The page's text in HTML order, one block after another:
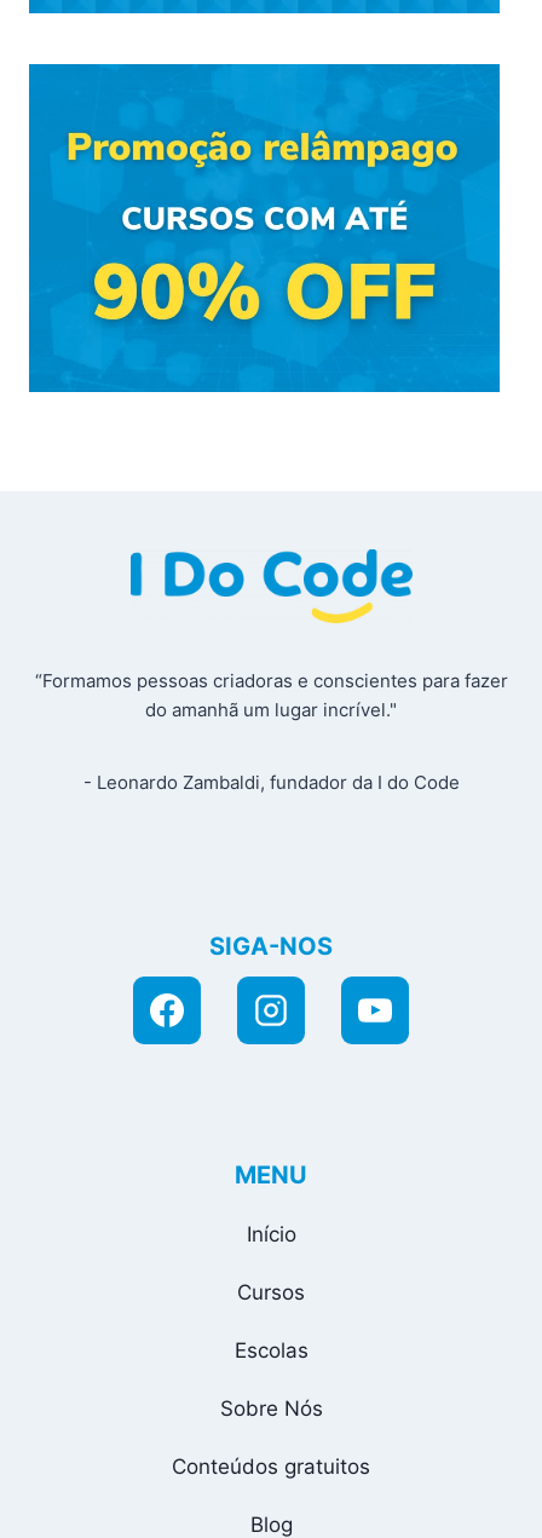
“Formamos pessoas criadoras e conscientes para fazer
do amanhã um lugar incrível."
- Leonardo Zambaldi, fundador da I do Code
SIGA-NOS
MENU
Início
Cursos
Escolas
Sobre Nós
Conteúdos gratuitos
Blog